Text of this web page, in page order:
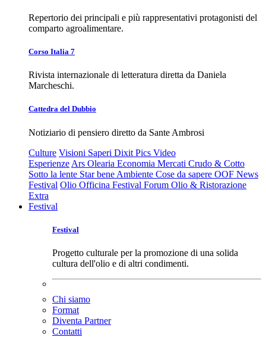
Repertorio dei principali e più rappresentativi protagonisti del
comparto agroalimentare.
Corso Italia 7
Rivista internazionale di letteratura diretta da Daniela
Marcheschi.
Cattedra del Dubbio
Notiziario di pensiero diretto da Sante Ambrosi
Culture Visioni Saperi Dixit Pics Video
Esperienze Ars Olearia Economia Mercati Crudo & Cotto
Sotto la lente Star bene Ambiente Cose da sapere OOF News
Festival Olio Officina Festival Forum Olio & Ristorazione
Extra
Festival
Festival
Progetto culturale per la promozione di una solida
cultura dell'olio e di altri condimenti.
Chi siamo
Format
Diventa Partner
Contatti